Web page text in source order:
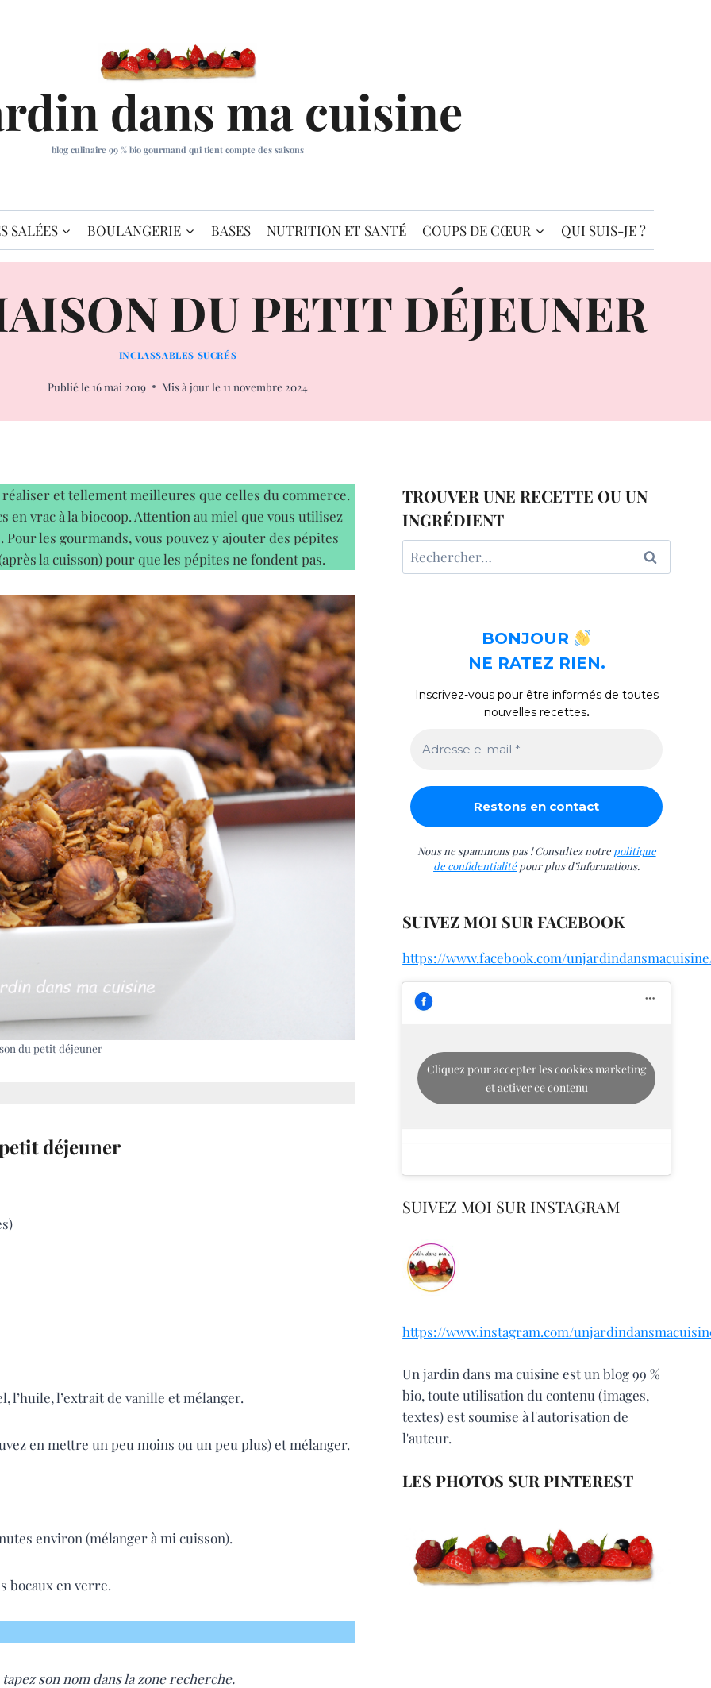
dans ma cuisine
blog culinaire 99 % bio gourmand qui tient compte des saisons
SALÉES BOULANGERIE BASES NUTRITION ET SANTÉ COUPS DE CŒUR QUI SUIS-JE ?
DU PETIT DÉJEUNER
INCLASSABLES SUCRÉS
Publié le 16 mai 2019 Mis à jour le 11 novembre 2024
et tellement meilleures que celles du commerce.
en vrac à la biocoop. Attention au miel que vous utilisez
les gourmands, vous pouvez y ajouter des pépites
la cuisson) pour que les pépites ne fondent pas.
du petit déjeuner
déjeuner
l’huile, l’extrait de vanille et mélanger.
en mettre un peu moins ou un peu plus) et mélanger.
environ (mélanger à mi cuisson).
bocaux en verre.
son nom dans la zone recherche.
TROUVER UNE RECETTE OU UN
INGRÉDIENT
Rechercher :
BONJOUR
NE RATEZ RIEN.
Inscrivez-vous pour être informés de toutes
nouvelles recettes.
Nous ne spammons pas ! Consultez notre politique
de confidentialitépour plus d’informations.
SUIVEZ MOI SUR FACEBOOK
https://www.facebook.com/
Cliquez pour accepter les cookies marketing
et activer ce contenu
SUIVEZ MOI SUR INSTAGRAM
https://www.instagram.com/
Un jardin dans ma cuisine est un blog 99 %
bio, toute utilisation du contenu (images,
textes) est soumise à l'autorisation de
l'auteur.
LES PHOTOS SUR PINTEREST